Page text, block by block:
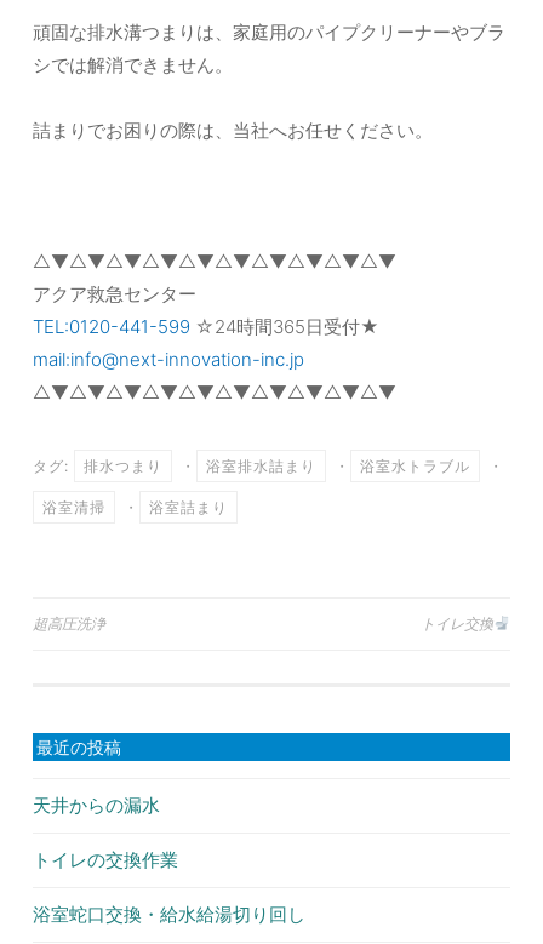
頑固な排水溝つまりは、家庭用のパイプクリーナーやブラ
シでは解消できません。
詰まりでお困りの際は、当社へお任せください。
△▼△▼△▼△▼△▼△▼△▼△▼△▼△▼
アクア救急センター
TEL:0120-441-599 ☆24時間365日受付★
mail:info@next-innovation-inc.jp
△▼△▼△▼△▼△▼△▼△▼△▼△▼△▼
タグ: 排水つまり ・ 浴室排水詰まり ・ 浴室水トラブル ・
浴室清掃 ・ 浴室詰まり
投
ビ
ゲ
ー
超高圧洗浄 トイレ交換
最近の投稿
天井からの漏水
トイレの交換作業
浴室蛇口交換・給水給湯切り回し